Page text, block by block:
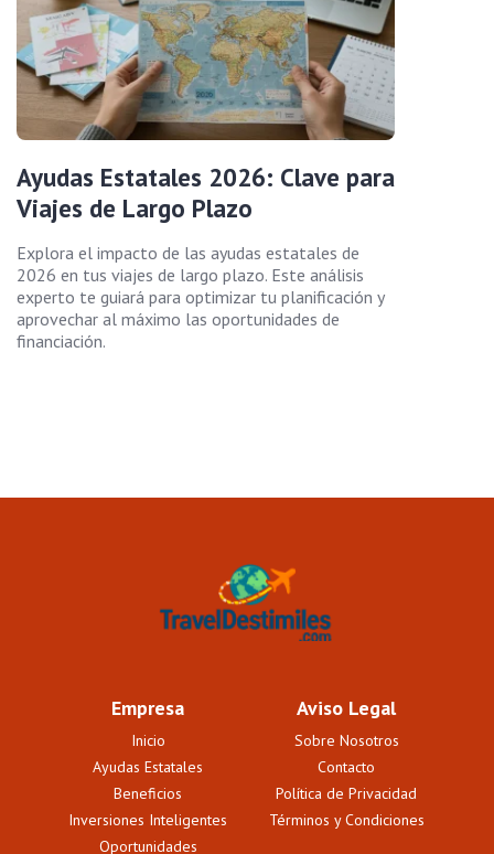
Ayudas Estatales 2026: Clave para
Viajes de Largo Plazo
Explora el impacto de las ayudas estatales de
2026 en tus viajes de largo plazo. Este análisis
experto te guiará para optimizar tu planificación y
aprovechar al máximo las oportunidades de
financiación.
Empresa
Inicio
Ayudas Estatales
Beneficios
Inversiones Inteligentes
Oportunidades
Aviso Legal
Sobre Nosotros
Contacto
Política de Privacidad
Términos y Condiciones